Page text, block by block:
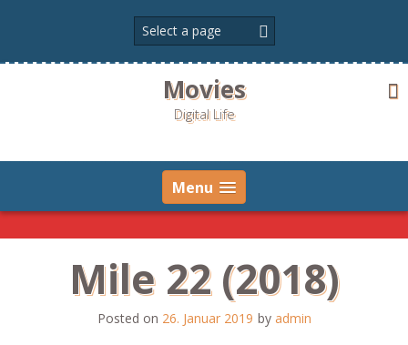
Movies
Digital Life
Menu
Mile 22 (2018)
Posted on 26. Januar 2019 by admin